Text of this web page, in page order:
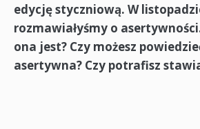
edycję styczniową. W
rozmawiałyśmy o
ona jest? Czy możesz
asertywna? Czy potrafisz